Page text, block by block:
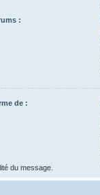
:
de :
du message.